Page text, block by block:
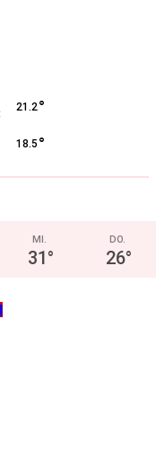
21.2°
18.5 °
MI.
31°
DO.
26°